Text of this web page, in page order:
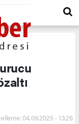
04.09.2025 - 13:26